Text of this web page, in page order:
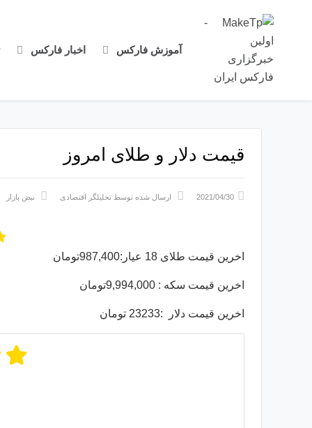
آموزش فارکس اخبار فارکس
قیمت دلار و طلای امروز
2021/04/30 ارسال شده توسط تحلیلگر اقتصادی نبض بازار
اخرین قیمت طلای 18 عیار:987,400تومان
اخرین قیمت سکه : 9,994,000تومان
اخرین قیمت دلار :23233 تومان